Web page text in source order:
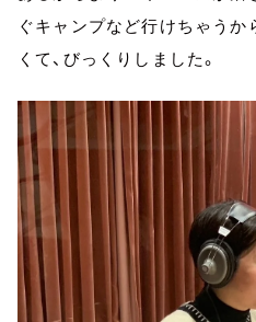
ぐキャンプなど行けちゃうか
くて、びっくりしました。